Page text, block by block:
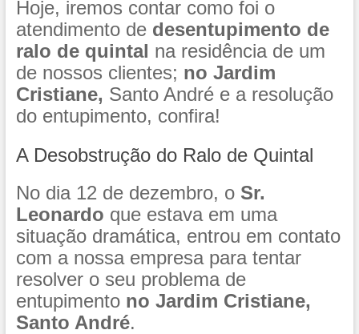
Hoje, iremos contar como foi o
atendimento de desentupimento de
ralo de quintal na residência de um
de nossos clientes; no Jardim
Cristiane, Santo André e a resolução
do entupimento, confira!
A Desobstrução do Ralo de Quintal
No dia 12 de dezembro, o Sr.
Leonardo que estava em uma
situação dramática, entrou em contato
com a nossa empresa para tentar
resolver o seu problema de
entupimento no Jardim Cristiane,
Santo André.